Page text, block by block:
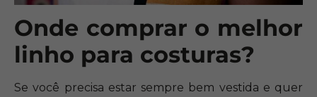
Onde comprar o melhor
linho para costuras?
Se você precisa estar sempre bem vestida e quer